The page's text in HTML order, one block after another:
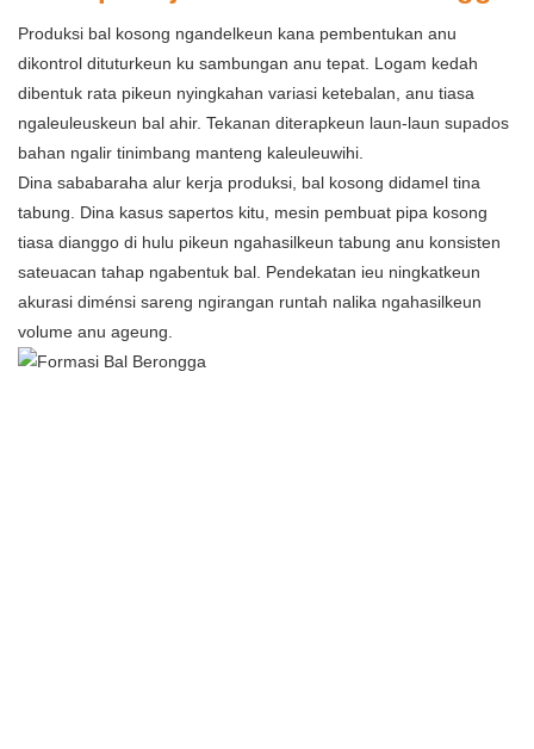
Produksi bal kosong ngandelkeun kana pembentukan anu
dikontrol dituturkeun ku sambungan anu tepat. Logam kedah
dibentuk rata pikeun nyingkahan variasi ketebalan, anu tiasa
ngaleuleuskeun bal ahir. Tekanan diterapkeun laun-laun supados
bahan ngalir tinimbang manteng kaleuleuwihi.
Dina sababaraha alur kerja produksi, bal kosong didamel tina
tabung. Dina kasus sapertos kitu, mesin pembuat pipa kosong
tiasa dianggo di hulu pikeun ngahasilkeun tabung anu konsisten
sateuacan tahap ngabentuk bal. Pendekatan ieu ningkatkeun
akurasi diménsi sareng ngirangan runtah nalika ngahasilkeun
volume anu ageung.